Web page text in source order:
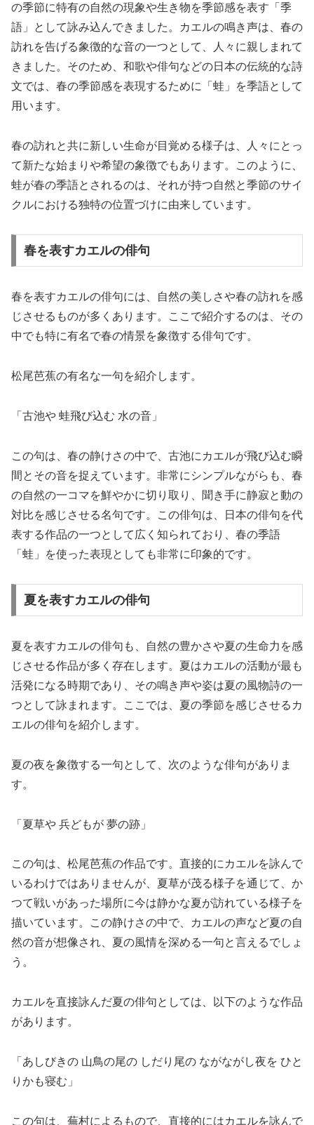
の季節に特有の自然の現象や生き物を季節感を表す「季
語」として詠み込んできました。カエルの鳴き声は、春の
訪れを告げる象徴的な音の一つとして、人々に親しまれて
きました。そのため、和歌や俳句などの日本の伝統的な詩
文では、春の季節感を表現するために「蛙」を季語として
用います。
春の訪れと共に新しい生命が目覚める様子は、人々にとっ
て新たな始まりや希望の象徴でもあります。このように、
蛙が春の季語とされるのは、それが持つ自然と季節のサイ
クルにおける独特の位置づけに由来しています。
春を表すカエルの俳句
春を表すカエルの俳句には、自然の美しさや春の訪れを感
じさせるものが多くあります。ここで紹介するのは、その
中でも特に有名で春の情景を象徴する俳句です。
松尾芭蕉の有名な一句を紹介します。
「古池や 蛙飛び込む 水の音」
この句は、春の静けさの中で、古池にカエルが飛び込む瞬
間とその音を捉えています。非常にシンプルながらも、春
の自然の一コマを鮮やかに切り取り、聞き手に静寂と動の
対比を感じさせる名句です。この俳句は、日本の俳句を代
表する作品の一つとして広く知られており、春の季語
「蛙」を使った表現としても非常に印象的です。
夏を表すカエルの俳句
夏を表すカエルの俳句も、自然の豊かさや夏の生命力を感
じさせる作品が多く存在します。夏はカエルの活動が最も
活発になる時期であり、その鳴き声や姿は夏の風物詩の一
つとして詠まれます。ここでは、夏の季節を感じさせるカ
エルの俳句を紹介します。
夏の夜を象徴する一句として、次のような俳句がありま
す。
「夏草や 兵どもが 夢の跡」
この句は、松尾芭蕉の作品です。直接的にカエルを詠んで
いるわけではありませんが、夏草が茂る様子を通じて、か
つて戦いがあった場所に今は静かな夏が訪れている様子を
描いています。この静けさの中で、カエルの声など夏の自
然の音が想像され、夏の風情を深める一句と言えるでしょ
う。
カエルを直接詠んだ夏の俳句としては、以下のような作品
があります。
「あしびきの 山鳥の尾の しだり尾の ながながし夜を ひと
りかも寝む」
この句は、蕪村によるもので、直接的にはカエルを詠んで